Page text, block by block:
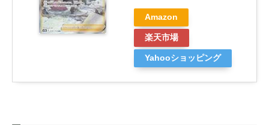
Amazon
楽天市場
Yahooショッピング